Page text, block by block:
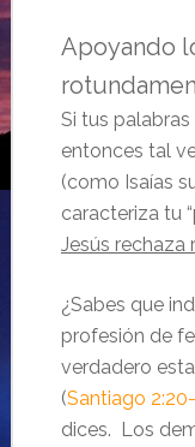
Apoyando
Si tus palabras
entonces tal
(como Isaías
caracteriza tu
Jesús rechaza
¿Sabes que
profesión de
verdadero
(Santiago
dices. Los